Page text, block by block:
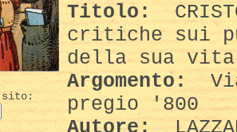
sito:
Titolo:
critiche sui
della sua
Argomento:
pregio '800
Autore: